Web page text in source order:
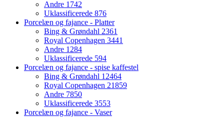
Andre 1742
Uklassificerede 876
Porcelæn og fajance - Platter
Bing & Grøndahl 2361
Royal Copenhagen 3441
Andre 1284
Uklassificerede 594
Porcelæn og fajance - spise kaffestel
Bing & Grøndahl 12464
Royal Copenhagen 21859
Andre 7850
Uklassificerede 3553
Porcelæn og fajance - Vaser